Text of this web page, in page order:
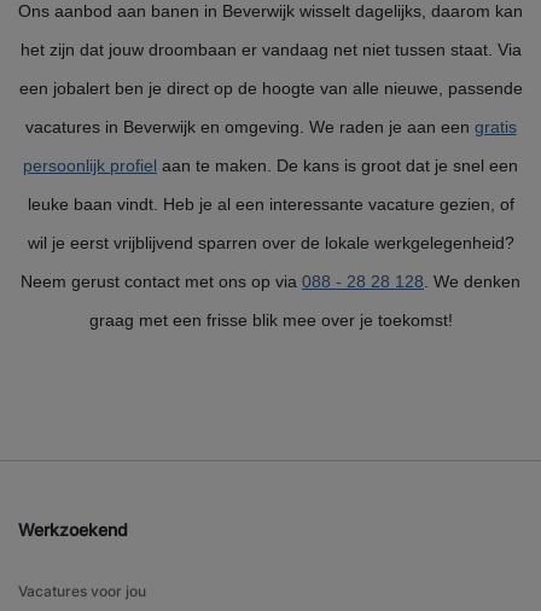
Ons aanbod aan banen in Beverwijk wisselt dagelijks, daarom kan
het zijn dat jouw droombaan er vandaag net niet tussen staat. Via
een jobalert ben je direct op de hoogte van alle nieuwe, passende
vacatures in Beverwijk en omgeving. We raden je aan een gratis
persoonlijk profiel aan te maken. De kans is groot dat je snel een
leuke baan vindt. Heb je al een interessante vacature gezien, of
wil je eerst vrijblijvend sparren over de lokale werkgelegenheid?
Neem gerust contact met ons op via 088 - 28 28 128 . We denken
graag met een frisse blik mee over je toekomst!
Werkzoekend
Vacatures voor jou